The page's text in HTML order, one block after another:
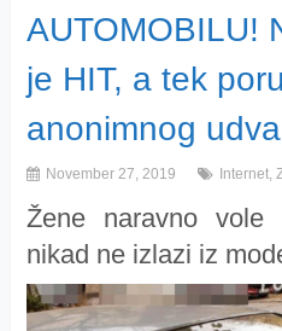
AUTOMOBILU!
je HIT, a tek
anonimnog
November 27, 2019 Internet,
Žene naravno vole
nikad ne izlazi iz